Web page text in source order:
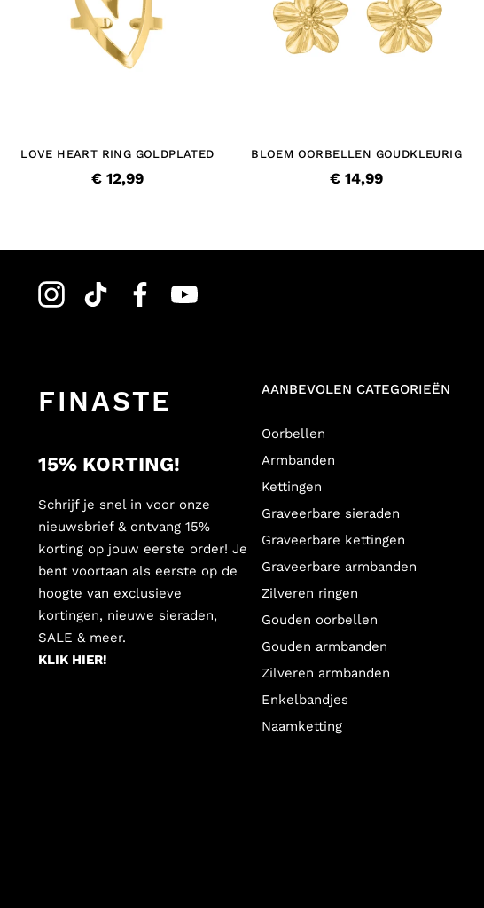
LOVE HEART RING GOLDPLATED
€ 12,99
BLOEM OORBELLEN GOUDKLEURIG
€ 14,99
FINASTE
15% KORTING!
Schrijf je snel in voor onze
nieuwsbrief & ontvang 15%
korting op jouw eerste order! Je
bent voortaan als eerste op de
hoogte van exclusieve
kortingen, nieuwe sieraden,
SALE & meer.
KLIK HIER!
AANBEVOLEN CATEGORIEËN
Oorbellen
Armbanden
Kettingen
Graveerbare sieraden
Graveerbare kettingen
Graveerbare armbanden
Zilveren ringen
Gouden oorbellen
Gouden armbanden
Zilveren armbanden
Enkelbandjes
Naamketting